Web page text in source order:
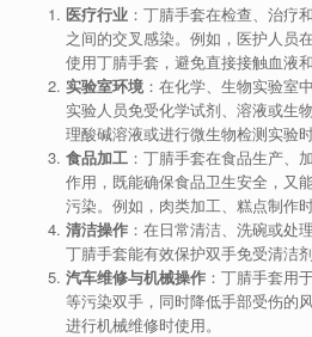
医疗行业：丁腈手套在检查、治疗
之间的交叉感染。例如，医护人员
使用丁腈手套，避免直接接触血液和
实验室环境：在化学、生物实验室
实验人员免受化学试剂、溶液或生
理酸碱溶液或进行微生物检测实验时
食品加工：丁腈手套在食品生产、
作用，既能确保食品卫生安全，又
污染。例如，肉类加工、糕点制作
清洁操作：在日常清洁、洗碗或处
丁腈手套能有效保护双手免受清洁
汽车维修与机械操作：丁腈手套用
等污染双手，同时降低手部受伤的
进行机械维修时使用。